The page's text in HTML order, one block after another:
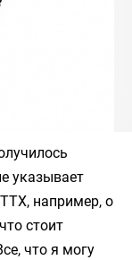
указывает
например, о
стоит
что я могу